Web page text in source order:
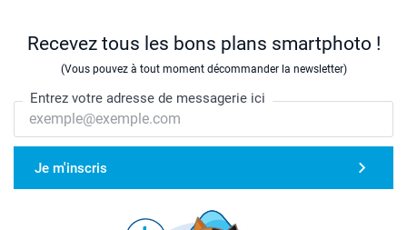
Recevez tous les bons plans smartphoto !
(Vous pouvez à tout moment décommander la newsletter)
Entrez votre adresse de messagerie ici
Je m'inscris